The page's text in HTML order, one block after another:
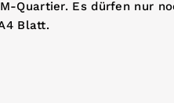
Quartier. Es dürfen nur
Blatt.